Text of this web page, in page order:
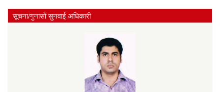
सूचना/गुनासो सुनवाई अधिकारी